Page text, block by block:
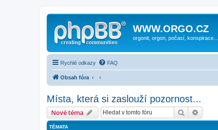
WWW.ORGO.CZ
orgonit, orgon, počasí, konspirace...
Rychlé odkazy FAQ
Obsah fóra
Místa, která si zaslouží pozornost...
Nové téma Hledat
TÉMATA